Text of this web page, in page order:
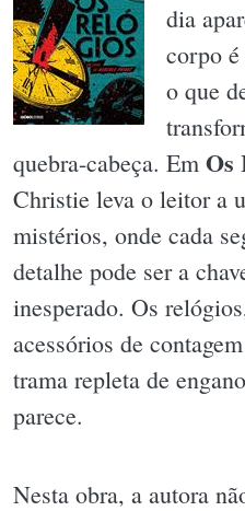
dia
corpo
o que
quebra-cabeça. Em Os
Christie leva o leitor a
mistérios, onde cada
detalhe pode ser a
inesperado. Os
acessórios de
trama repleta de
parece.
Nesta obra, a autora